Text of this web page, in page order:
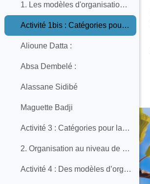
1. Les modèles d'organisation de programmes d’ADPC dans les établissements des PRI-ADPC
Activité 1bis : Catégories pour la mise en place d’un programme d’ADPC au sein de l’établissement
Alioune Datta :
Absa Dembelé :
Alassane Sidibé
Maguette Badji
Activité 3 : Catégories pour la mise en place d’un programme d’ADPC au sein de l’établissement
2. Organisation au niveau de l’établissement
Activité 4 : Des modèles d’organisation de PRI-ADPC